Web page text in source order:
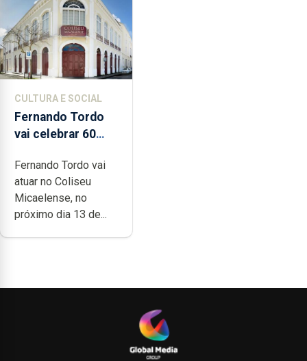
CULTURA E SOCIAL
Fernando Tordo
vai celebrar 60
no Coliseu
Micaelense
Fernando Tordo vai
atuar no Coliseu
Micaelense, no
próximo dia 13 de...